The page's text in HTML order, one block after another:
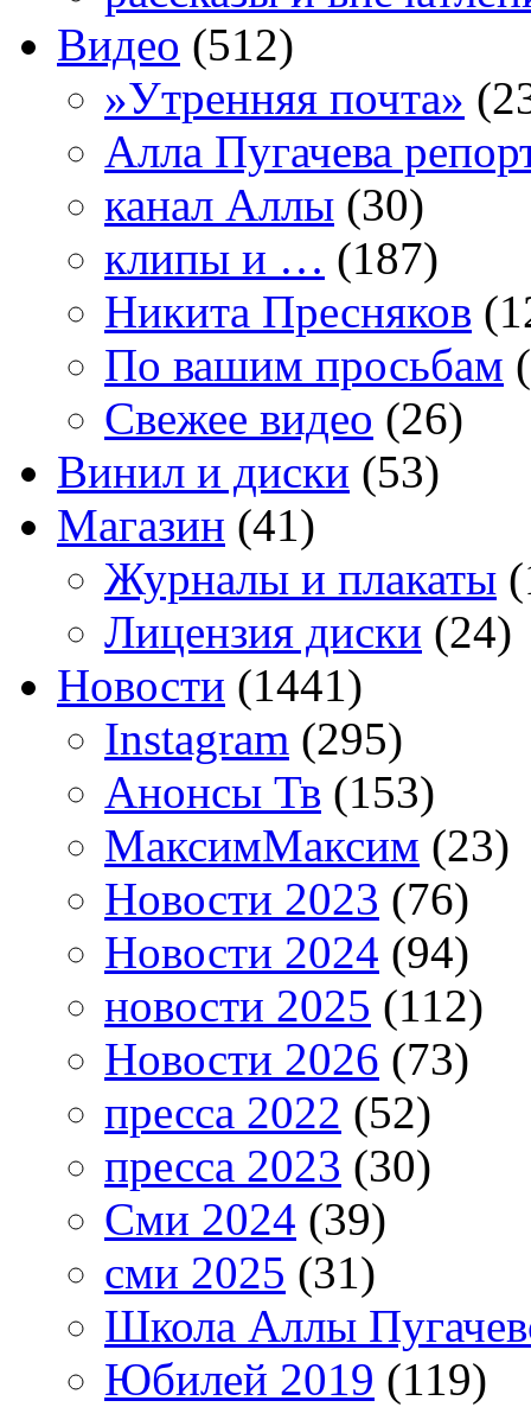
Видео (512)
»Утренняя почта»
Алла Пугачева
канал Аллы (30)
клипы и … (187)
Никита Пресняков
По вашим просьбам
Свежее видео (26)
Винил и диски (53)
Магазин (41)
Журналы и плакаты
Лицензия диски (24)
Новости (1441)
Instagram (295)
Анонсы Тв (153)
МаксимМаксим (23)
Новости 2023 (76)
Новости 2024 (94)
новости 2025 (112)
Новости 2026 (73)
пресса 2022 (52)
пресса 2023 (30)
Сми 2024 (39)
сми 2025 (31)
Школа Аллы
Юбилей 2019 (119)